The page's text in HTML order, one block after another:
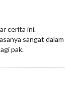
cerita ini.
sangat dalam
pak.